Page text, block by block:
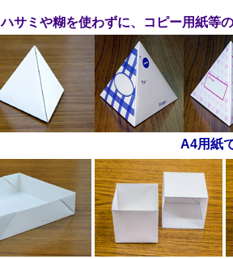
ハサミや糊を使わずに、コピー用紙
A4用紙